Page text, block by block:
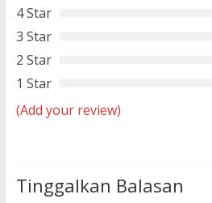
4 Star
3 Star
2 Star
1 Star
(Add your review)
Tinggalkan Balasan